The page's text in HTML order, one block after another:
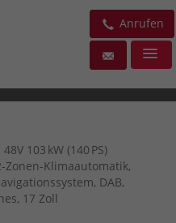
Anrufen
103 kW (140 PS)
Zonen-Klimaautomatik,
DAB,
17 Zoll